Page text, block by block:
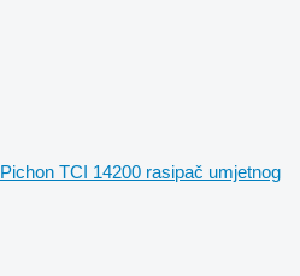
Pichon TCI 14200 rasipač umjetnog